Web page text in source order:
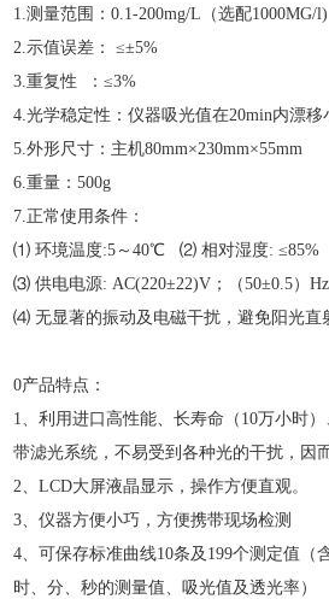
1.测量范围：0.1-200mg/L（选配1000MG/l)
2.示值误差： ≤±5%
3.重复性 ：≤3%
4.光学稳定性：仪器吸光值在20min内漂移
5.外形尺寸：主机80mm×230mm×55mm
6.重量：500g
7.正常使用条件：
⑴ 环境温度:5～40℃ ⑵ 相对湿度: ≤85%
⑶ 供电电源: AC(220±22)V；（50±0.5）Hz
⑷ 无显著的振动及电磁干扰，避免阳光直
0产品特点：
1、利用进口高性能、长寿命（10万小时
带滤光系统，不易受到各种光的干扰，因
2、LCD大屏液晶显示，操作方便直观。
3、仪器方便小巧，方便携带现场检测
4、可保存标准曲线10条及199个测定值（
时、分、秒的测量值、吸光值及透光率）